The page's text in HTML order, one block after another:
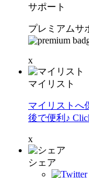
サポート
プレミアムサ
x
マイリスト
マイリストへ
後で便利♪
x
シェア